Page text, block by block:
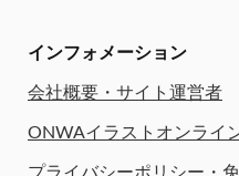
インフォメーション
会社概要・サイト運営者
ONWAイラストオンライ